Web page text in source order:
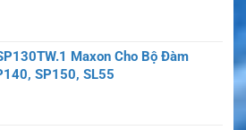
Maxon Cho Bộ Đàm
SP150, SL55